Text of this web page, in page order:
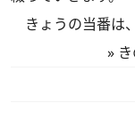
きょうの当番は
»